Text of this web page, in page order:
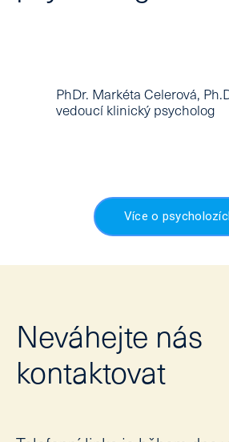
duševní poruchy nahlíží
psychodiagnostického
psycholog) nebo terapie
PhDr. Markéta Celerová,
vedoucí klinický psycholog
Více o
Neváhejte nás
kontaktovat